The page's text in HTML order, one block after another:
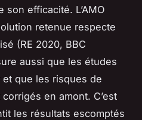
son efficacité. L’AMO
retenue respecte
(RE 2020, BBC
aussi que les études
que les risques de
en amont. C’est
les résultats escomptés